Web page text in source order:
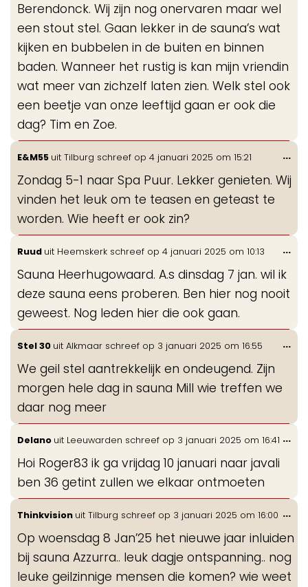
Berendonck. Wij zijn nog onervaren maar wel
een stout stel. Gaan lekker in de sauna’s wat
kijken en bubbelen in de buiten en binnen
baden. Wanneer het rustig is kan mijn vriendin
wat meer van zichzelf laten zien. Welk stel ook
een beetje van onze leeftijd gaan er ook die
dag? Tim en Zoe.
E&M55 uit Tilburg schreef op 4 januari 2025 om 15:21
Zondag 5-1 naar Spa Puur. Lekker genieten. Wij
vinden het leuk om te teasen en geteast te
worden. Wie heeft er ook zin?
...
Ruud uit Heemskerk schreef op 4 januari 2025 om 10:13
Sauna Heerhugowaard. A.s dinsdag 7 jan. wil ik
deze sauna eens proberen. Ben hier nog nooit
geweest. Nog leden hier die ook gaan.
...
Stel 30 uit Alkmaar schreef op 3 januari 2025 om 16:55
We geil stel aantrekkelijk en ondeugend. Zijn
morgen hele dag in sauna Mill wie treffen we
daar nog meer
...
Delano uit Leeuwarden schreef op 3 januari 2025 om 16:41
Hoi Roger83 ik ga vrijdag 10 januari naar javali
ben 36 getint zullen we elkaar ontmoeten
...
Thinkvision uit Tilburg schreef op 3 januari 2025 om 16:00
Op woensdag 8 Jan’25 het nieuwe jaar inluiden
bij sauna Azzurra.. leuk dagje ontspanning.. nog
leuke geilzinnige mensen die komen? wie weet
...